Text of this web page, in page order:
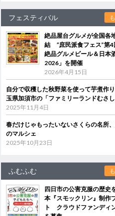
フェスティバル
絶品屋台グルメが全国各
結 “庶民派食フェス”第4
絶品グルメビール＆日本
2026」を開催
2026年4月15日
自分で収穫した秋野菜を使って芋煮作
玉県加須市の「ファミリーランドむさし
2025年11月4日
春だけじゃもったいないさくらの名所
のマルシェ
2025年10月23日
ふむふむ
四日市の公害克服の歴史
本『スモックリン』制作
ト クラウドファンディ